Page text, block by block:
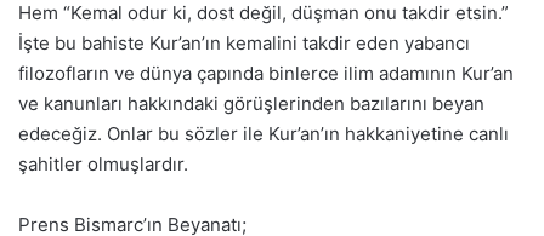
Hem “Kemal odur ki, dost değil, düşman onu takdir etsin.”
İşte bu bahiste Kur’an’ın kemalini takdir eden yabancı
filozofların ve dünya çapında binlerce ilim adamının Kur’an
ve kanunları hakkındaki görüşlerinden bazılarını beyan
edeceğiz. Onlar bu sözler ile Kur’an’ın hakkaniyetine canlı
şahitler olmuşlardır.
Prens Bismarc’ın Beyanatı;